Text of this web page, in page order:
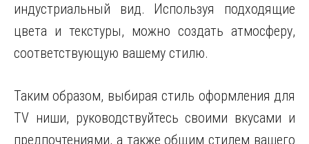
индустриальный вид. Используя подходящие
цвета и текстуры, можно создать атмосферу,
соответствующую вашему стилю.
Таким образом, выбирая стиль оформления для
TV ниши, руководствуйтесь своими вкусами и
предпочтениями, а также общим стилем вашего